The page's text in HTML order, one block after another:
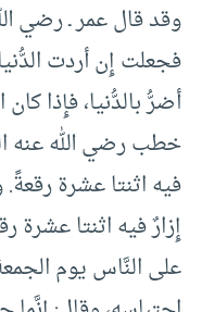
وقد قال عمر ـ رضي
فجعلت إِن أردت
أضرُّ بالدُّنيا، فإِذا
خطب رضي الله عنه
فيه اثنتا عشرة
إِزارٌ فيه اثنتا عشرة
على النَّاس يوم